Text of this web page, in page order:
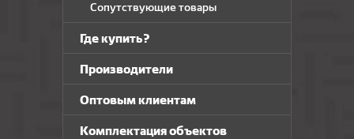
Сопутствующие товары
Где купить?
Производители
Оптовым клиентам
Комплектация объектов